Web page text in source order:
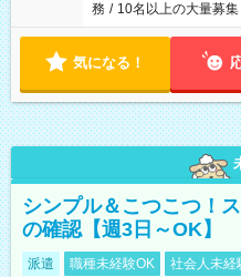
務 / 10名以上の大量募集
気になる！
シンプル＆こつこつ！
の確認【週3日～OK】
派遣 職種未経験OK 社会人未経